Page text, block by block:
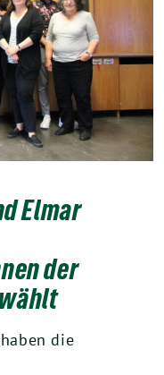
Elmar
der
die